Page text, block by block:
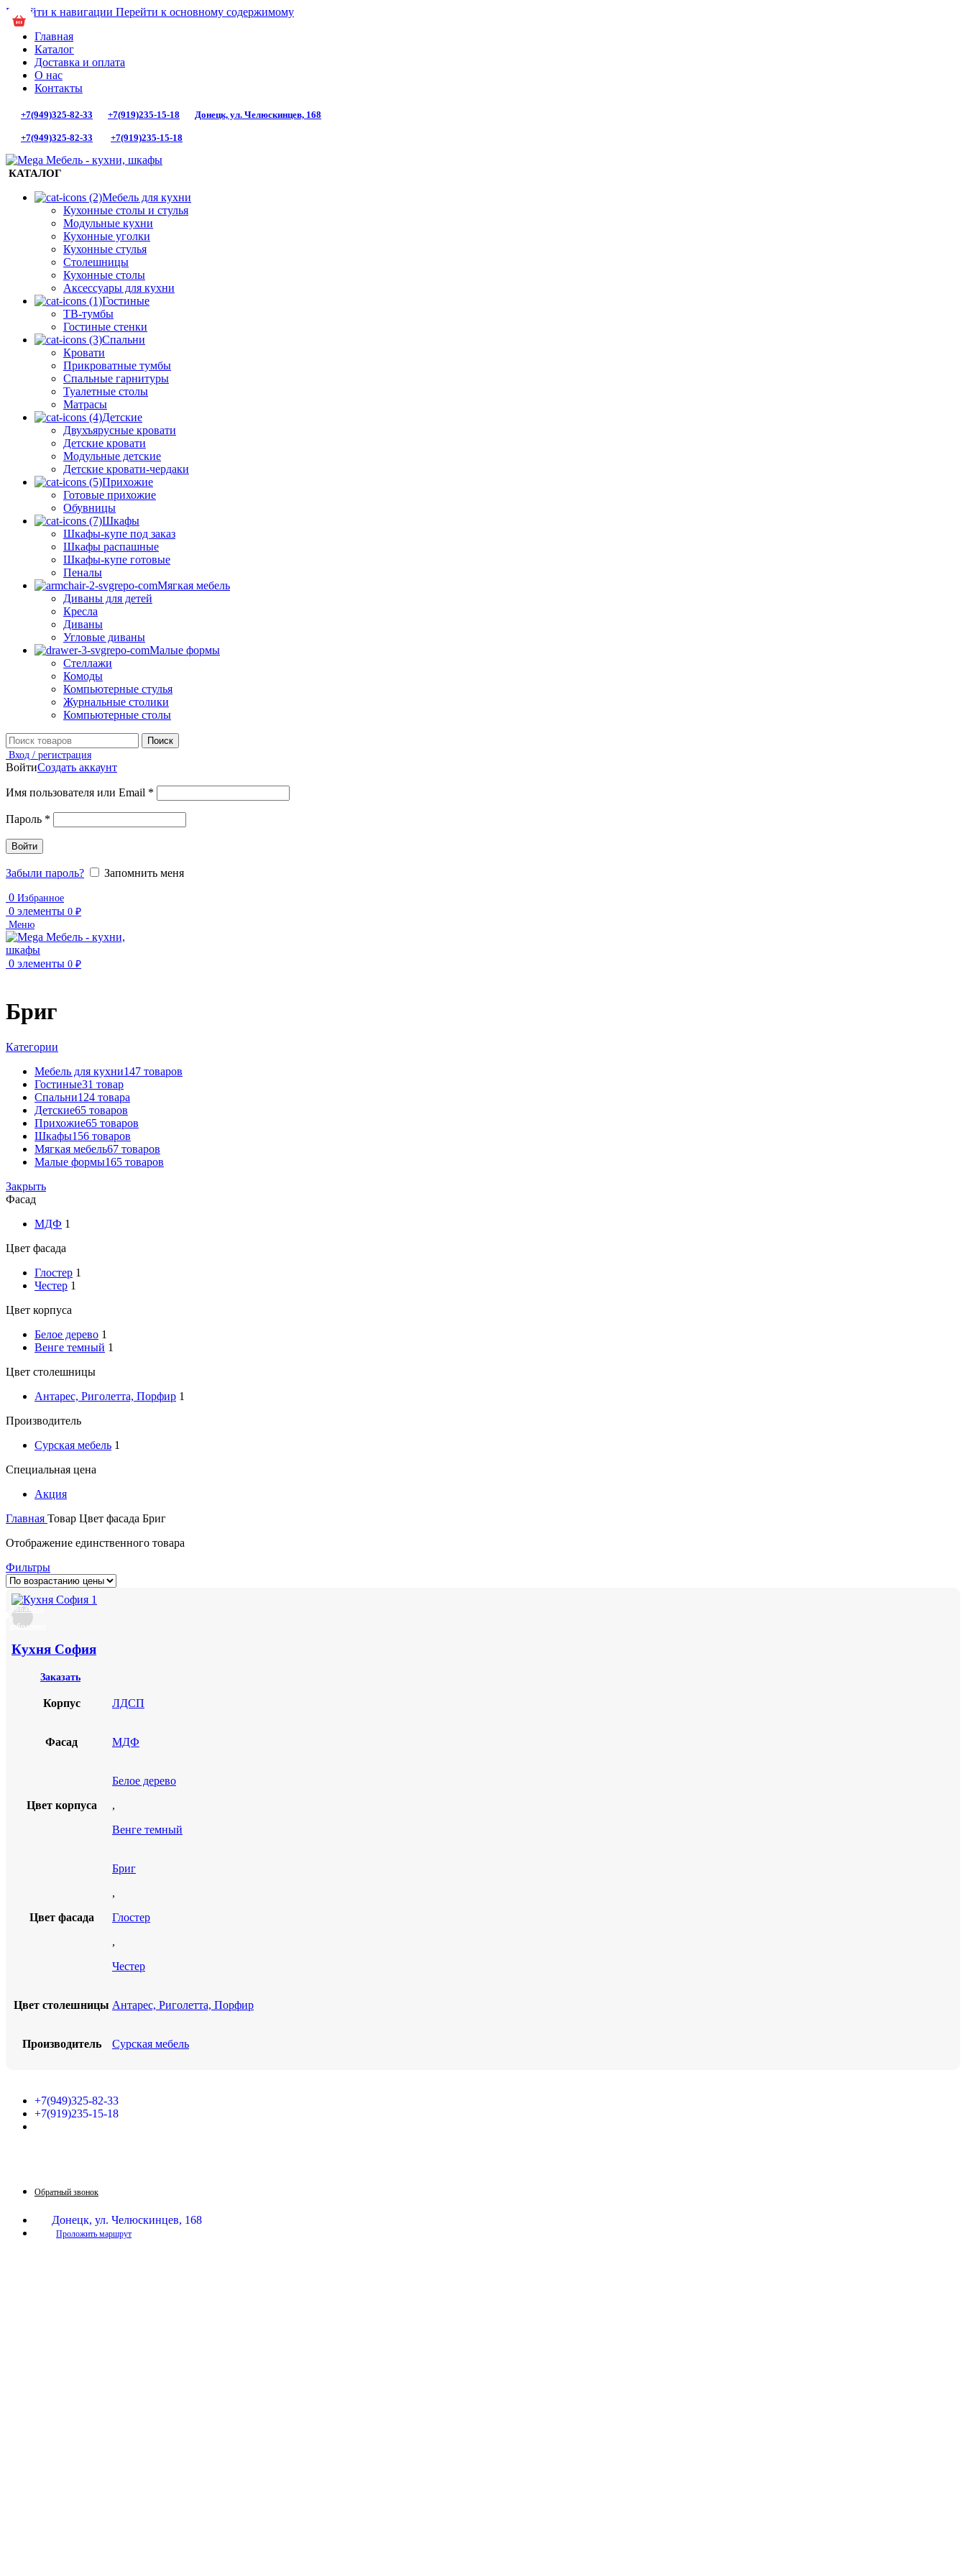
Перейти к навигации Перейти к основному содержимому
Главная
Каталог
Доставка и оплата
О нас
Контакты
+7(949)325-82-33 +7(919)235-15-18 Донецк, ул. Челюскинцев, 168
+7(949)325-82-33 +7(919)235-15-18
КАТАЛОГ
Мебель для кухни
Кухонные столы и стулья
Модульные кухни
Кухонные уголки
Кухонные стулья
Столешницы
Кухонные столы
Аксессуары для кухни
Гостиные
ТВ-тумбы
Гостиные стенки
Спальни
Кровати
Прикроватные тумбы
Спальные гарнитуры
Туалетные столы
Матрасы
Детские
Двухъярусные кровати
Детские кровати
Модульные детские
Детские кровати-чердаки
Прихожие
Готовые прихожие
Обувницы
Шкафы
Шкафы-купе под заказ
Шкафы распашные
Шкафы-купе готовые
Пеналы
Мягкая мебель
Диваны для детей
Кресла
Диваны
Угловые диваны
Малые формы
Стеллажи
Комоды
Компьютерные стулья
Журнальные столики
Компьютерные столы
Поиск
Вход / регистрация
ВойтиСоздать аккаунт
Имя пользователя или Email *
Пароль *
Войти
Забыли пароль?
Запомнить меня
0 Избранное
0 элементы 0 ₽
Меню
0 элементы 0 ₽
Бриг
Категории
Мебель для кухни147 товаров
Гостиные31 товар
Спальни124 товара
Детские65 товаров
Прихожие65 товаров
Шкафы156 товаров
Мягкая мебель67 товаров
Малые формы165 товаров
Закрыть
Фасад
МДФ 1
Цвет фасада
Глостер 1
Честер 1
Цвет корпуса
Белое дерево 1
Венге темный 1
Цвет столешницы
Антарес, Риголетта, Порфир 1
Производитель
Сурская мебель 1
Специальная цена
Акция
Главная Товар Цвет фасада Бриг
Отображение единственного товара
Фильтры
Добавить
в
избранное
Кухня София
Заказать
Корпус ЛДСП
Фасад МДФ
Цвет корпуса
Белое дерево
,
Венге темный
Цвет фасада
Бриг
,
Глостер
,
Честер
Цвет столешницы Антарес, Риголетта, Порфир
Производитель Сурская мебель
+7(949)325-82-33
+7(919)235-15-18
Обратный звонок
Донецк, ул. Челюскинцев, 168
Проложить маршрут